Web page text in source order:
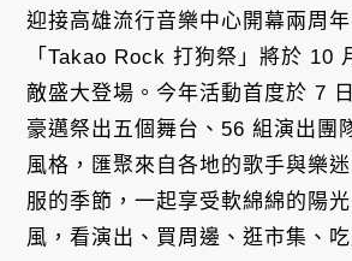
迎接高雄流行音樂中心開幕兩周
「Takao Rock 打狗祭」將於 10
敵盛大登場。今年活動首度於 7
豪邁祭出五個舞台、56 組演出團
風格，匯聚來自各地的歌手與樂
服的季節，一起享受軟綿綿的陽
風，看演出、買周邊、逛市集、吃